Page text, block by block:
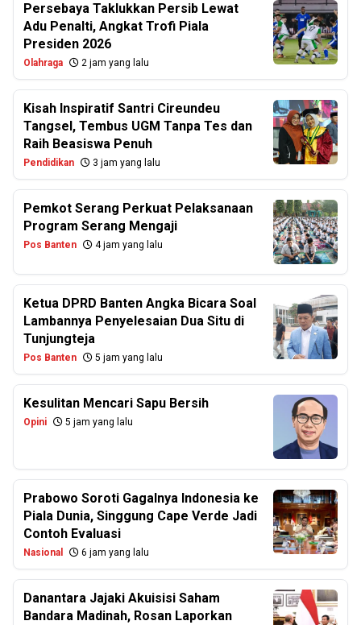
Persebaya Taklukkan Persib Lewat
Adu Penalti, Angkat Trofi Piala
Presiden 2026
Olahraga 2 jam yang lalu
Kisah Inspiratif Santri Cireundeu
Tangsel, Tembus UGM Tanpa Tes dan
Raih Beasiswa Penuh
Pendidikan 3 jam yang lalu
Pemkot Serang Perkuat Pelaksanaan
Program Serang Mengaji
Pos Banten 4 jam yang lalu
Ketua DPRD Banten Angka Bicara Soal
Lambannya Penyelesaian Dua Situ di
Tunjungteja
Pos Banten 5 jam yang lalu
Kesulitan Mencari Sapu Bersih
Opini 5 jam yang lalu
Prabowo Soroti Gagalnya Indonesia ke
Piala Dunia, Singgung Cape Verde Jadi
Contoh Evaluasi
Nasional 6 jam yang lalu
Danantara Jajaki Akuisisi Saham
Bandara Madinah, Rosan Laporkan